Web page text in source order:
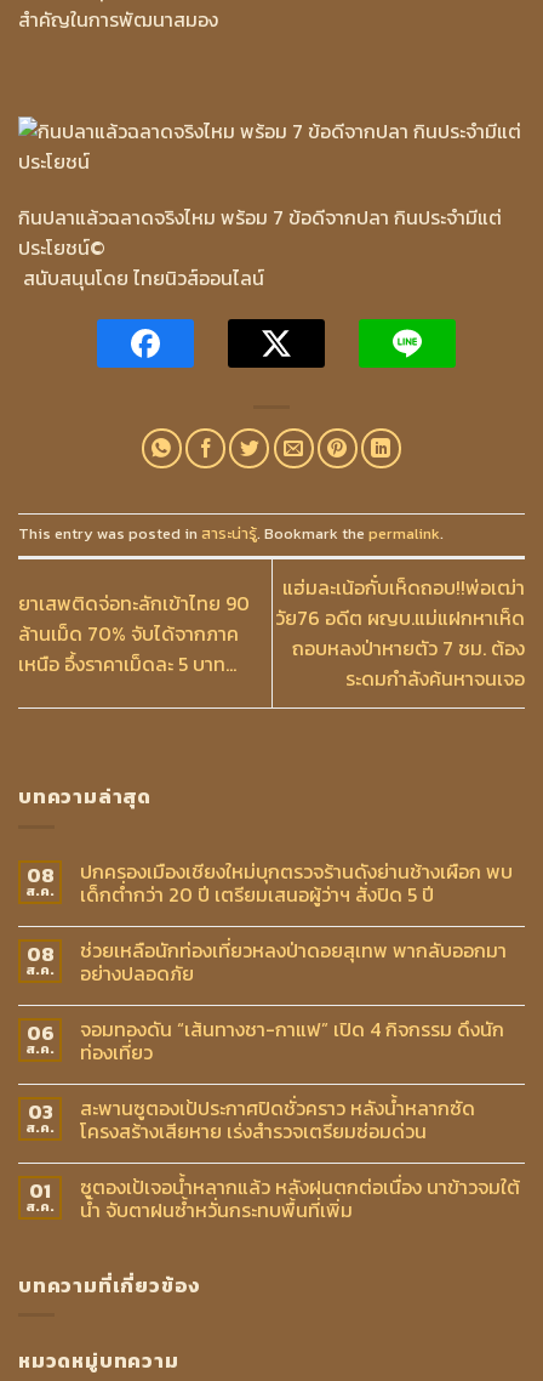
สำคัญในการพัฒนาสมอง
กินปลาแล้วฉลาดจริงไหม พร้อม 7 ข้อดีจากปลา กินประจำมีแต่
ประโยชน์©
สนับสนุนโดย ไทยนิวส์ออนไลน์
This entry was posted in สาระน่ารู้. Bookmark the permalink.
ยาเสพติดจ่อทะลักเข้าไทย 90
ล้านเม็ด 70% จับได้จากภาค
เหนือ อึ้งราคาเม็ดละ 5 บาท…
แฮ่มละเน้อกั๋บเห็ดถอบ!!พ่อเฒ่า
วัย76 อดีต ผญบ.แม่แฝกหาเห็ด
ถอบหลงป่าหายตัว 7 ชม. ต้อง
ระดมกำลังค้นหาจนเจอ
บทความล่าสุด
08
ส.ค.
ปกครองเมืองเชียงใหม่บุกตรวจร้านดังย่านช้างเผือก พบ
เด็กต่ำกว่า 20 ปี เตรียมเสนอผู้ว่าฯ สั่งปิด 5 ปี
08
ส.ค.
ช่วยเหลือนักท่องเที่ยวหลงป่าดอยสุเทพ พากลับออกมา
อย่างปลอดภัย
06
ส.ค.
จอมทองดัน “เส้นทางชา-กาแฟ” เปิด 4 กิจกรรม ดึงนัก
ท่องเที่ยว
03
ส.ค.
สะพานซูตองเป้ประกาศปิดชั่วคราว หลังน้ำหลากซัด
โครงสร้างเสียหาย เร่งสำรวจเตรียมซ่อมด่วน
01
ส.ค.
ซูตองเป้เจอน้ำหลากแล้ว หลังฝนตกต่อเนื่อง นาข้าวจมใต้
น้ำ จับตาฝนซ้ำหวั่นกระทบพื้นที่เพิ่ม
บทความที่เกี่ยวข้อง
หมวดหมู่บทความ